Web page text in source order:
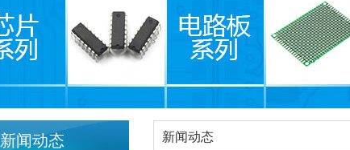
新闻动态 新闻动态